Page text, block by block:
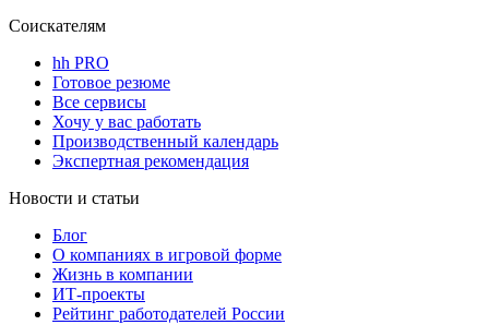
Соискателям
hh PRO
Готовое резюме
Все сервисы
Хочу у вас работать
Производственный календарь
Экспертная рекомендация
Новости и статьи
Блог
О компаниях в игровой форме
Жизнь в компании
ИТ-проекты
Рейтинг работодателей России